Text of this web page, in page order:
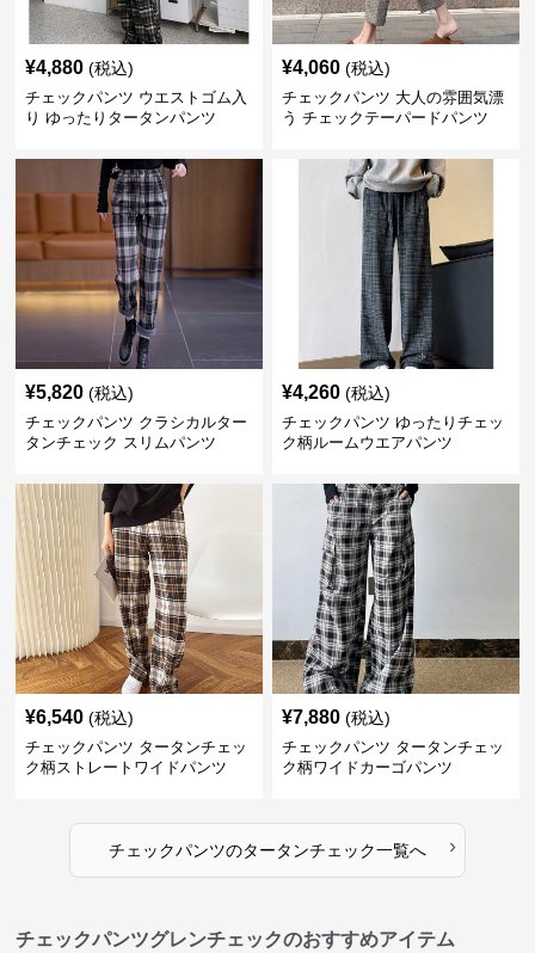
¥4,880 (税込)
チェックパンツ ウエストゴム入
り ゆったりタータンパンツ
¥4,060 (税込)
チェックパンツ 大人の雰囲気漂
う チェックテーパードパンツ
¥5,820 (税込)
チェックパンツ クラシカルター
タンチェック スリムパンツ
¥4,260 (税込)
チェックパンツ ゆったりチェッ
ク柄ルームウエアパンツ
¥6,540 (税込)
チェックパンツ タータンチェッ
ク柄ストレートワイドパンツ
¥7,880 (税込)
チェックパンツ タータンチェッ
ク柄ワイドカーゴパンツ
チェックパンツのタータンチェック一覧へ ›
チェックパンツグレンチェックのおすすめアイテム